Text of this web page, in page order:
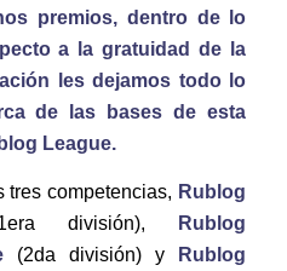
premios, dentro de lo
a la gratuidad de la
les dejamos todo lo
de las bases de esta
League.
tres competencias, Rublog
división),
Rublog
(2da división) y
Rublog